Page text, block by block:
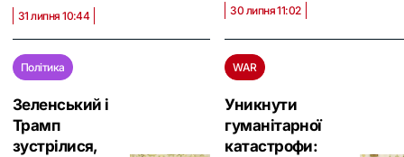
31 липня 10:44 30 липня 11:02
Політика
Зеленський і
Трамп
зустрілися,
WAR
Уникнути
гуманітарної
катастрофи: